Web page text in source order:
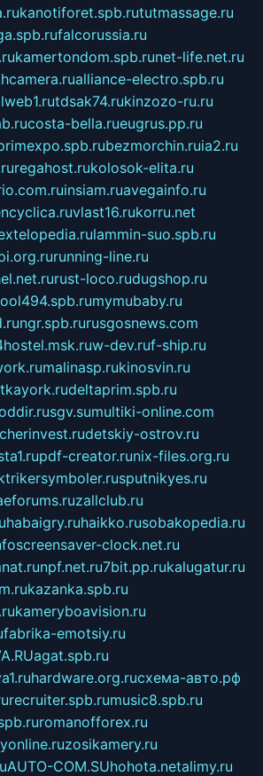
kanotiforet.spb.rututmassage.ru
falcorussia.ru
kamertondom.spb.runet-life.net.ru
alliance-electro.spb.ru
tdsak74.rukinzozo-ru.ru
costa-bella.rueugrus.pp.ru
bezmorchin.ruia2.ru
regahost.rukolosok-elita.ru
insiam.ruavegainfo.ru
vlast16.rukorru.net
lammin-suo.spb.ru
running-line.ru
rust-loco.rudugshop.ru
mymubaby.ru
ngr.spb.rurusgosnews.com
w-dev.ruf-ship.ru
malinasp.rukinosvin.ru
deltaprim.spb.ru
sgv.sumultiki-online.com
cherinvest.rudetskiy-ostrov.ru
pdf-creator.runix-files.org.ru
sputnikyes.ru
zallclub.ru
habaigry.ruhaikko.rusobakopedia.ru
screensaver-clock.net.ru
npf.net.ru7bit.pp.rukalugatur.ru
kazanka.spb.ru
kameryboavision.ru
fabrika-emotsiy.ru
agat.spb.ru
hardware.org.ruсхема-авто.рф
recruiter.spb.rumusic8.spb.ru
romanofforex.ru
zosikamery.ru
AUTO-COM.SUhohota.netalimy.ru